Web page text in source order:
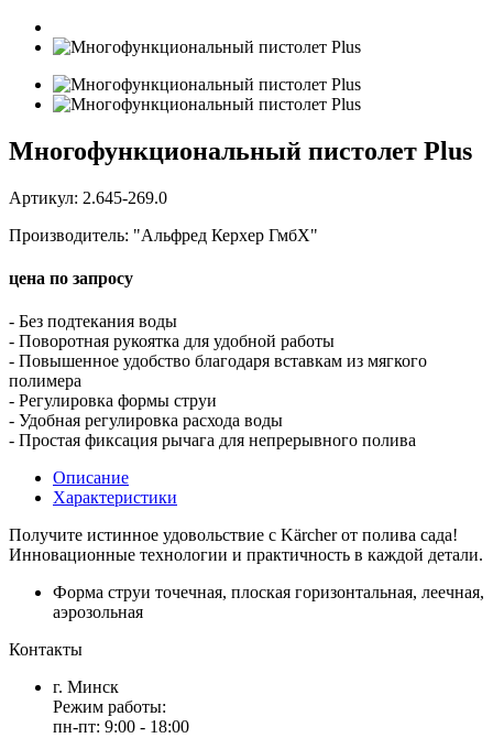
Многофункциональный пистолет Plus
Артикул: 2.645-269.0
Производитель: "Альфред Керхер ГмбХ"
цена по запросу
- Без подтекания воды
- Поворотная рукоятка для удобной работы
- Повышенное удобство благодаря вставкам из мягкого
полимера
- Регулировка формы струи
- Удобная регулировка расхода воды
- Простая фиксация рычага для непрерывного полива
Описание
Характеристики
Получите истинное удовольствие с Kärcherот полива сада!
Инновационные технологии и практичность в каждой детали.
Форма струи точечная, плоская горизонтальная, леечная,
аэрозольная
Контакты
г. Минск
Режим работы:
пн-пт: 9:00 - 18:00